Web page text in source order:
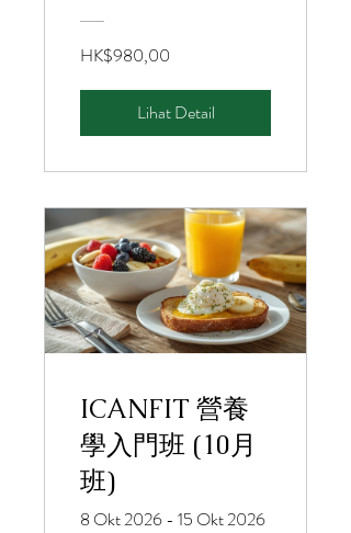
HK$980,00
Lihat Detail
ICANFIT 營養
學入門班 (10月
班)
8 Okt 2026 - 15 Okt 2026